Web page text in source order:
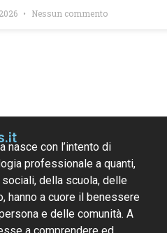
Nessun commento
nasce con l’intento di
professionale a quanti,
della scuola, delle
hanno a cuore il benessere
e delle comunità. A